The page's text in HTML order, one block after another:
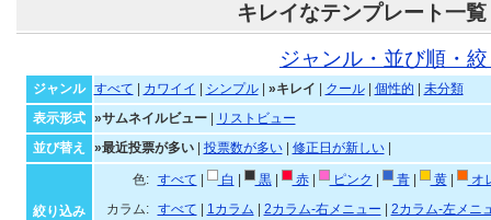
キレイなテンプレート一覧
ジャンル・並び順・
ジャンル すべて カワイイ シンプル| »キレイ クール| 個性的
未分類
表示形式
»サムネイルビュー|
リストビュー
並び替え
»最近投票が多い| 投票数が多い| 修正日が新しい|
絞り込み
色: すべて 白 黒| 赤| ピンク 青| 黄|
オ
カラム:
すべて 1カラム 2カラム-右メニュー
2カラム-左メニ